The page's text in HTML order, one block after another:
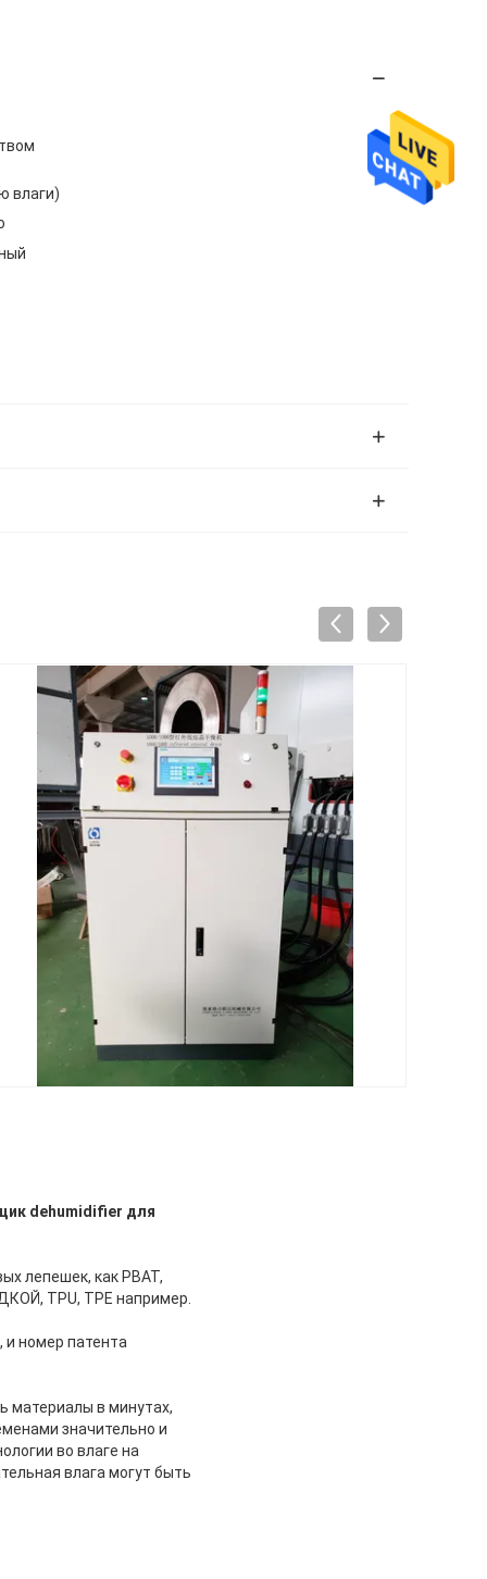
влаги)
dehumidifier для
лепешек, как PBAT,
TPU, TPE например.
и номер патента
материалы в минутах,
значительно и
во влаге на
влага могут быть